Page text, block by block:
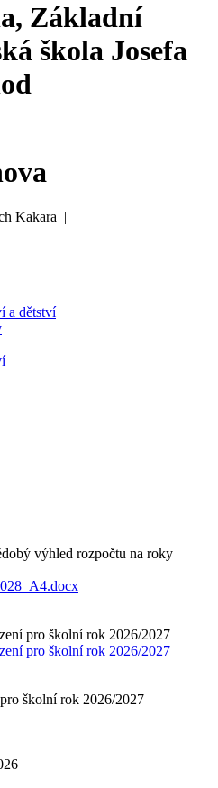
Základní
škola Josefa
Kakara |
a dětství
výhled rozpočtu na roky
pro školní rok 2026/2027
pro školní rok 2026/2027
školní rok 2026/2027